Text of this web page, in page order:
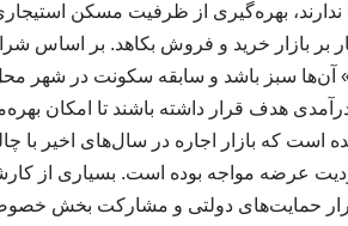
ندارند، بهره‌گیری از ظرفیت مسکن
بر بازار خرید و فروش بکاهد. بر اساس
آن‌ها سبز باشد و سابقه سکونت در شهر محل
هدف قرار داشته باشند تا امکان
است که بازار اجاره در سال‌های اخیر با
عرضه مواجه بوده است. بسیاری از
حمایت‌های دولتی و مشارکت بخش